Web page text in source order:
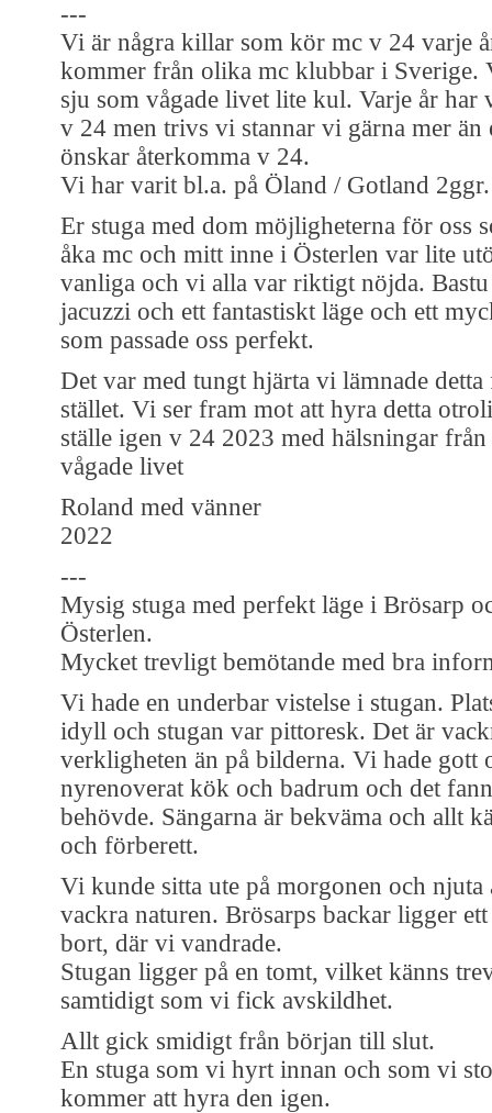
---
Vi är några killar som kör mc v 24 varje
kommer från olika mc klubbar i Sverige.
sju som vågade livet lite kul. Varje år har
v 24 men trivs vi stannar vi gärna mer än
önskar återkomma v 24.
Vi har varit bl.a. på Öland / Gotland 2ggr.
Er stuga med dom möjligheterna för oss
åka mc och mitt inne i Österlen var lite
vanliga och vi alla var riktigt nöjda.
jacuzzi och ett fantastiskt läge och ett
som passade oss perfekt.
Det var med tungt hjärta vi lämnade detta
stället. Vi ser fram mot att hyra detta
ställe igen v 24 2023 med hälsningar från
vågade livet
Roland med vänner
2022
---
Mysig stuga med perfekt läge i Brösarp
Österlen.
Mycket trevligt bemötande med bra
Vi hade en underbar vistelse i stugan.
idyll och stugan var pittoresk. Det är
verkligheten än på bilderna. Vi hade gott
nyrenoverat kök och badrum och det
behövde. Sängarna är bekväma och allt
och förberett.
Vi kunde sitta ute på morgonen och njuta
vackra naturen. Brösarps backar ligger ett
bort, där vi vandrade.
Stugan ligger på en tomt, vilket känns
samtidigt som vi fick avskildhet.
Allt gick smidigt från början till slut.
En stuga som vi hyrt innan och som vi
kommer att hyra den igen.